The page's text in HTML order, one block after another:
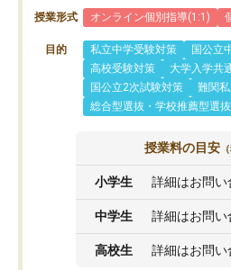
授業形式 オンライン個別指導(1:1)
目的 私立中学受験対策
国公立
高校受験対策
大学入学共
国公立2次試験対策
難関
総合型選抜・学校推薦型選
授業料の目安
小学生 詳細はお問
中学生 詳細はお問
高校生 詳細はお問